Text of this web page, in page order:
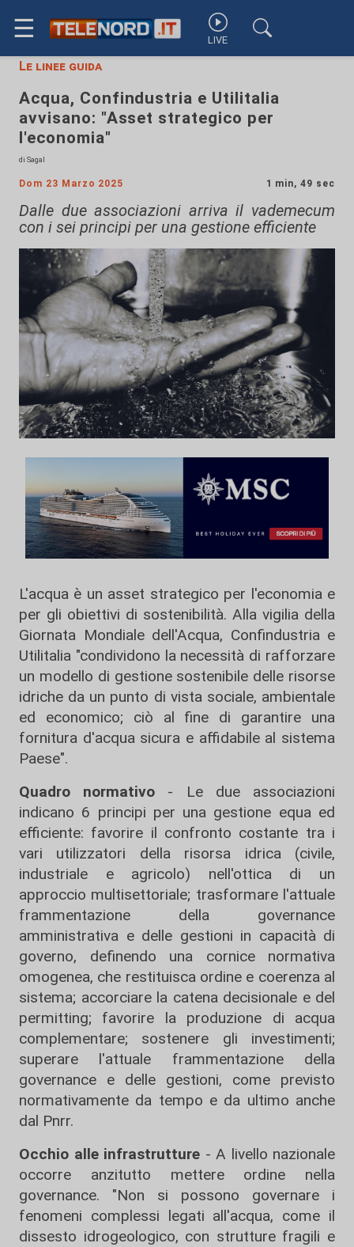
☰ LIVE
Le linee guida
Acqua, Confindustria e Utilitalia
avvisano: "Asset strategico per
l'economia"
di Sagal
Dom 23 Marzo 2025 1 min, 49 sec
Dalle due associazioni arriva il vademecum
con i sei principi per una gestione efficiente
L'acqua è un asset strategico per l'economia e
per gli obiettivi di sostenibilità. Alla vigilia della
Giornata Mondiale dell'Acqua, Confindustria e
Utilitalia "condividono la necessità di rafforzare
un modello di gestione sostenibile delle risorse
idriche da un punto di vista sociale, ambientale
ed economico; ciò al fine di garantire una
fornitura d'acqua sicura e affidabile al sistema
Paese".
Quadro normativo - Le due associazioni
indicano 6 principi per una gestione equa ed
efficiente: favorire il confronto costante tra i
vari utilizzatori della risorsa idrica (civile,
industriale e agricolo) nell'ottica di un
approccio multisettoriale; trasformare l'attuale
frammentazione della governance
amministrativa e delle gestioni in capacità di
governo, definendo una cornice normativa
omogenea, che restituisca ordine e coerenza al
sistema; accorciare la catena decisionale e del
permitting; favorire la produzione di acqua
complementare; sostenere gli investimenti;
superare l'attuale frammentazione della
governance e delle gestioni, come previsto
normativamente da tempo e da ultimo anche
dal Pnrr.
Occhio alle infrastrutture - A livello nazionale
occorre anzitutto mettere ordine nella
governance. "Non si possono governare i
fenomeni complessi legati all'acqua, come il
dissesto idrogeologico, con strutture fragili e